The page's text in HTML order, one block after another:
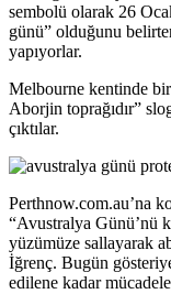
sembolü olarak 26
günü” olduğunu
yapıyorlar.
Melbourne kentinde
Aborjin toprağıdır”
çıktılar.
Perthnow.com.au’na
“Avustralya Günü’nü
yüzümüze sallayarak
İğrenç. Bugün
edilene kadar